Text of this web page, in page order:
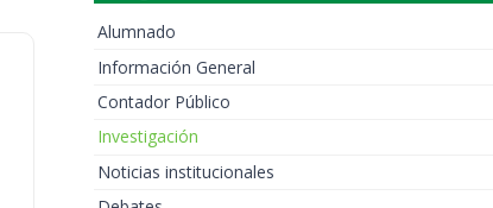
Alumnado
Información General
Contador Público
Investigación
Noticias institucionales